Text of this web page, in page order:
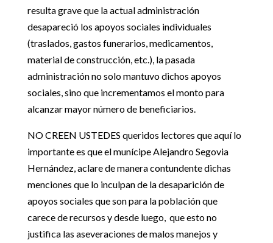
resulta grave que la actual administración
desapareció los apoyos sociales individuales
(traslados, gastos funerarios, medicamentos,
material de construcción, etc.), la pasada
administración no solo mantuvo dichos apoyos
sociales, sino que incrementamos el monto para
alcanzar mayor número de beneficiarios.
NO CREEN USTEDES queridos lectores que aquí lo
importante es que el munícipe Alejandro Segovia
Hernández, aclare de manera contundente dichas
menciones que lo inculpan de la desaparición de
apoyos sociales que son para la población que
carece de recursos y desde luego, que esto no
justifica las aseveraciones de malos manejos y